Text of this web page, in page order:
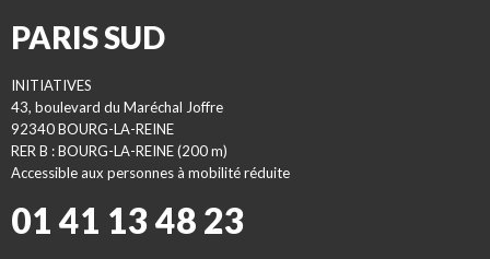
PARIS SUD
INITIATIVES
43, boulevard du Maréchal Joffre
92340 BOURG-LA-REINE
RER B : BOURG-LA-REINE (200 m)
Accessible aux personnes à mobilité réduite
01 41 13 48 23